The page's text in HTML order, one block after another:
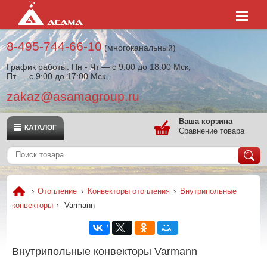
8-495-744-66-10(многоканальный)
График работы: Пн - Чт — с 9:00 до 18:00 Мск,
Пт — с 9:00 до 17:00 Мск.
zakaz@asamagroup.ru
КАТАЛОГ
Ваша корзина
Сравнение товара
› Отопление › Конвекторы отопления › Внутрипольные
конвекторы › Varmann
Внутрипольные конвекторы Varmann